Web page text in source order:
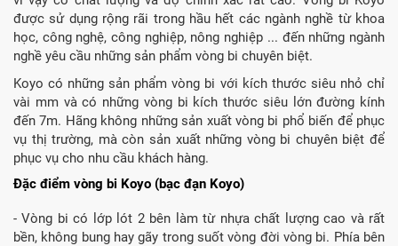
được sử dụng rộng rãi trong hầu hết các ngành nghề từ khoa
học, công nghệ, công nghiệp, nông nghiệp ... đến những ngành
nghề yêu cầu những sản phẩm vòng bi chuyên biệt.
Koyo có những sản phẩm vòng bi với kích thước siêu nhỏ chỉ
vài mm và có những vòng bi kích thước siêu lớn đường kính
đến 7m. Hãng không những sản xuất vòng bi phổ biến để phục
vụ thị trường, mà còn sản xuất những vòng bi chuyên biệt để
phục vụ cho nhu cầu khách hàng.
Đặc điểm vòng bi Koyo (bạc đạn Koyo)
- Vòng bi có lớp lót 2 bên làm từ nhựa chất lượng cao và rất
bền, không bung hay gãy trong suốt vòng đời vòng bi. Phía bên